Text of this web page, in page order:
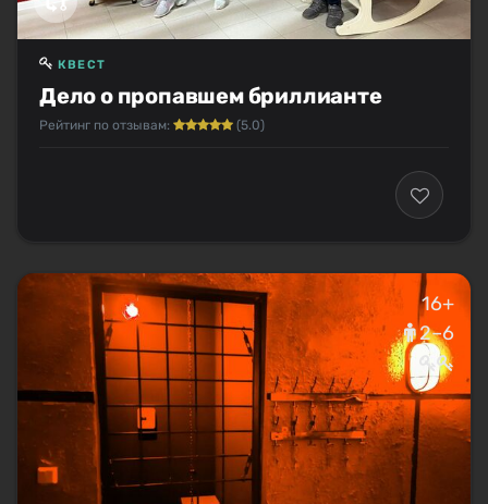
Дело о пропавшем бриллианте
КВЕСТ
Рейтинг по отзывам: (5.0)
16+
2–6